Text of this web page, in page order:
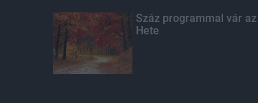
Száz programmal vár
Hete